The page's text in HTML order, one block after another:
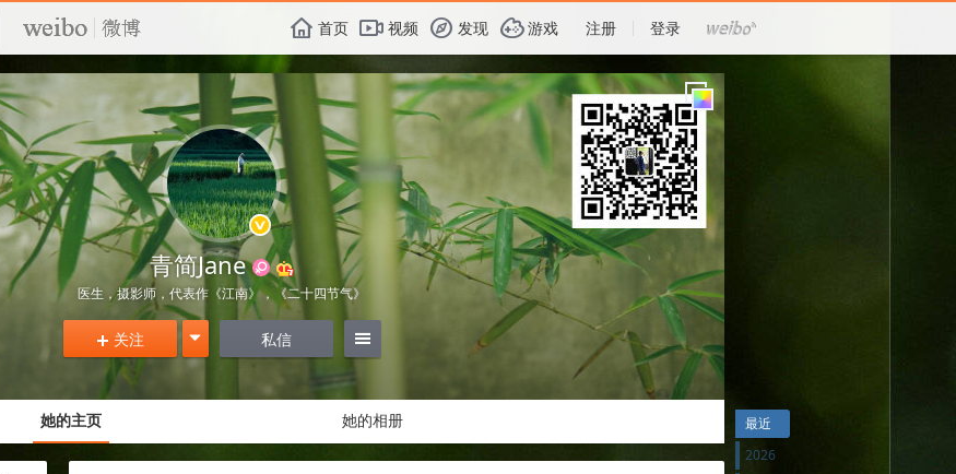
E 首页  视频 F 发现 G游戏 注册 登录
青简Jane
医生，摄影师，代表作《江南》，《二十四节气》
+ 关注 g 私信 =
她的主页 她的相册
最近
2026